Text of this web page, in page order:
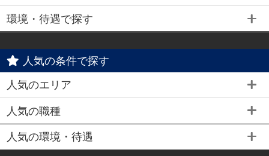
環境・待遇で探す
人気の条件で探す
人気のエリア
人気の職種
人気の環境・待遇